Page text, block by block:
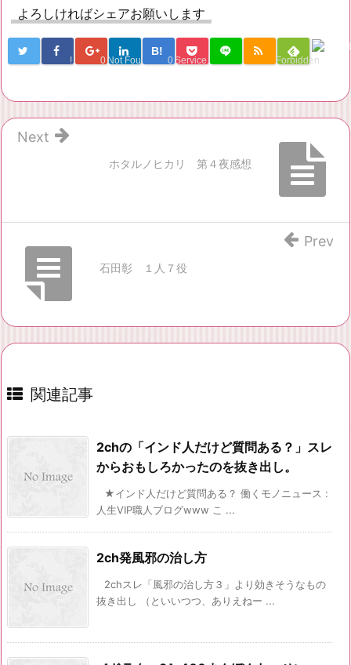
よろしければシェアお願いします
! 0 Not Found
B!
0 Service Una Forbidden
ホタルノヒカリ 第４夜感想
Next
石田彰 １人７役
Prev
関連記事
2chの「インド人だけど質問ある？」スレ
からおもしろかったのを抜き出し。
★インド人だけど質問ある？ 働くモノニュース :
人生VIP職人ブログwww こ ...
2ch発風邪の治し方
2chスレ「風邪の治し方３」より効きそうなもの
抜き出し （といいつつ、ありえねー ...